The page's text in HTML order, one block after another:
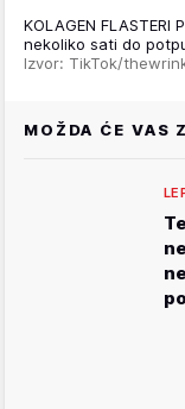
KOLAGEN FLASTERI
nekoliko sati do
Izvor: TikTok/
MOŽDA ĆE VAS